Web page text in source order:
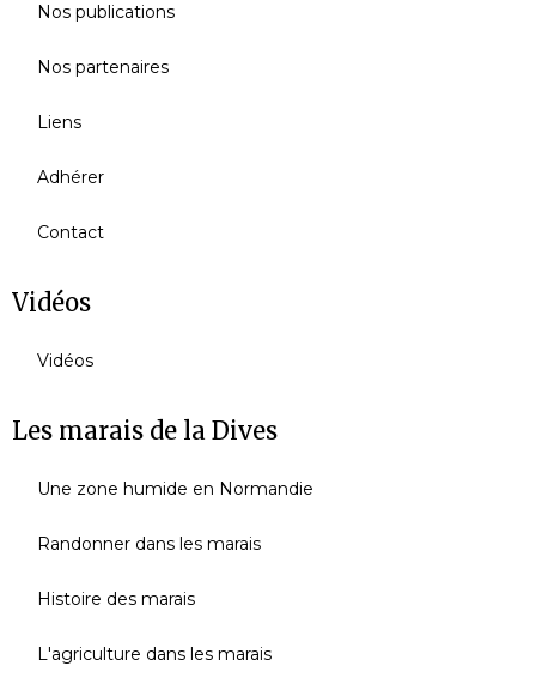
Nos publications
Nos partenaires
Liens
Adhérer
Contact
Vidéos
Vidéos
Les marais de la Dives
Une zone humide en Normandie
Randonner dans les marais
Histoire des marais
L'agriculture dans les marais